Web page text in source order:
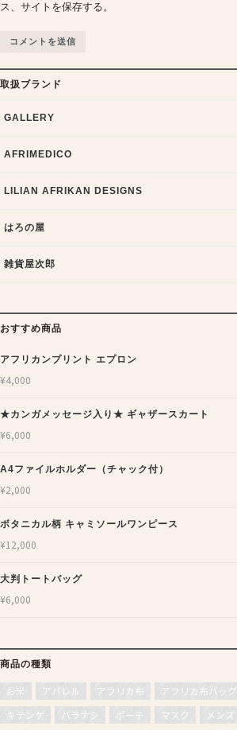
ス、サイトを保存する。
取扱ブランド
GALLERY
AFRIMEDICO
LILIAN AFRIKAN DESIGNS
はろの屋
雑貨屋次郎
おすすめ商品
アフリカンプリント エプロン
¥4,000
★カンガメッセージ入り★ ギャザースカート
¥6,000
A4ファイルホルダー（チャック付）
¥2,000
ボタニカル柄 キャミソールワンピース
¥12,000
大判トートバッグ
¥6,000
商品の種類
お米 アパレル アフリカ布 アフリカ布バッグ
キテンゲ
バラナシ ポーチ マスク メンズ